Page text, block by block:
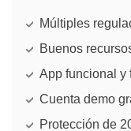
Múltiples
Buenos
App funcional y
Cuenta demo
Protección de